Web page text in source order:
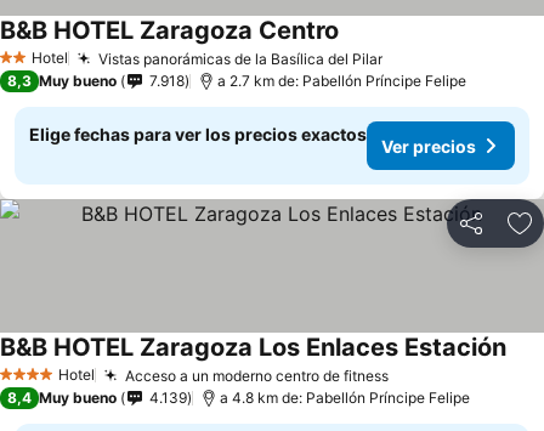
2 Estrellas
Hotel Vistas panorámicas de la Basílica del PilarVer precios
B&B HOTEL Zaragoza Centro
8,3 Muy bueno 7.918 a 2.7 km de: Pabellón Príncipe Felipe
Elige fechas para ver los precios exactos
Ver precios
Compartir
4 EstrellasHotel Acceso a un moderno centro de fitnessVer precios
B&B HOTEL Zaragoza Los Enlaces EstaciónVer
8,4 Muy bueno 4.139 a 4.8 km de: Pabellón Príncipe Felipe